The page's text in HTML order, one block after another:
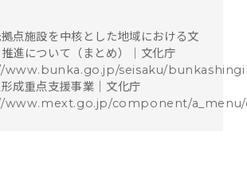
点施設を中核とした地域における文
進について（まとめ）｜文化庁
www.bunka.go.jp/seisaku/
成重点支援事業｜文化庁
component/a_menu/